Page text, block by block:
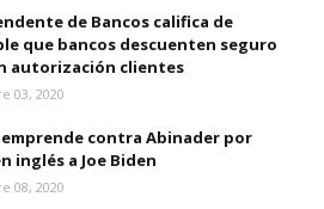
de Bancos califica de
que bancos descuenten seguro
autorización clientes
03, 2020
emprende contra Abinader por
inglés a Joe Biden
08, 2020